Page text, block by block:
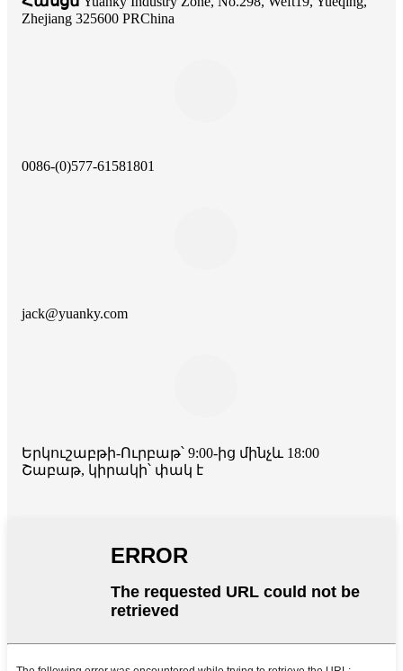
Zhejiang 325600 PRChina
0086-(0)577-61581801
jack@yuanky.com
Երկուշաբթի-Ուրբաթ՝ 9:00-ից մինչև 18:00
Շաբաթ, կիրակի՝ փակ է